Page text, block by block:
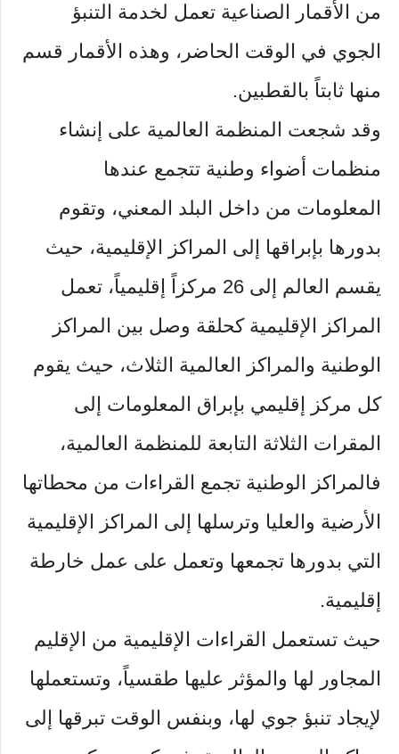
من الأقمار الصناعية تعمل لخدمة التنبؤ
الجوي في الوقت الحاضر، وهذه الأقمار قسم
منها ثابتاً بالقطبين.
وقد شجعت المنظمة العالمية على إنشاء
منظمات أضواء وطنية تتجمع عندها
المعلومات من داخل البلد المعني، وتقوم
بدورها بإبراقها إلى المراكز الإقليمية، حيث
يقسم العالم إلى 26 مركزاً إقليمياً، تعمل
المراكز الإقليمية كحلقة وصل بين المراكز
الوطنية والمراكز العالمية الثلاث، حيث يقوم
كل مركز إقليمي بإبراق المعلومات إلى
المقرات الثلاثة التابعة للمنظمة العالمية،
فالمراكز الوطنية تجمع القراءات من محطاتها
الأرضية والعليا وترسلها إلى المراكز الإقليمية
التي بدورها تجمعها وتعمل على عمل خارطة
إقليمية.
حيث تستعمل القراءات الإقليمية من الإقليم
المجاور لها والمؤثر عليها طقسياً، وتستعملها
لإيجاد تنبؤ جوي لها، وبنفس الوقت تبرقها إلى